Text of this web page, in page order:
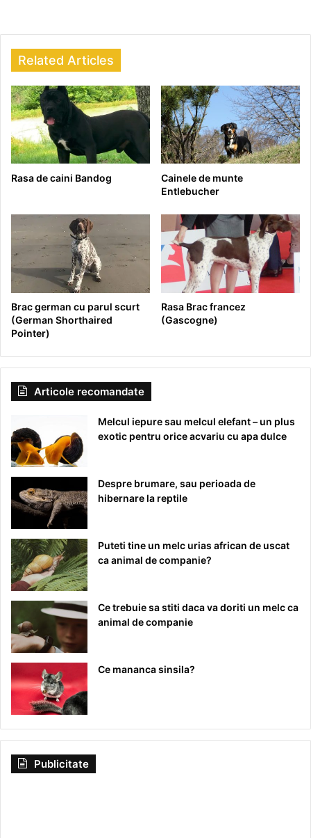
Related Articles
Rasa de caini Bandog
Cainele de munte
Entlebucher
Brac german cu parul scurt
(German Shorthaired
Pointer)
Rasa Brac francez
(Gascogne)
Articole recomandate
Melcul iepure sau melcul elefant – un plus
exotic pentru orice acvariu cu apa dulce
Despre brumare, sau perioada de
hibernare la reptile
Puteti tine un melc urias african de uscat
ca animal de companie?
Ce trebuie sa stiti daca va doriti un melc ca
animal de companie
Ce mananca sinsila?
Publicitate